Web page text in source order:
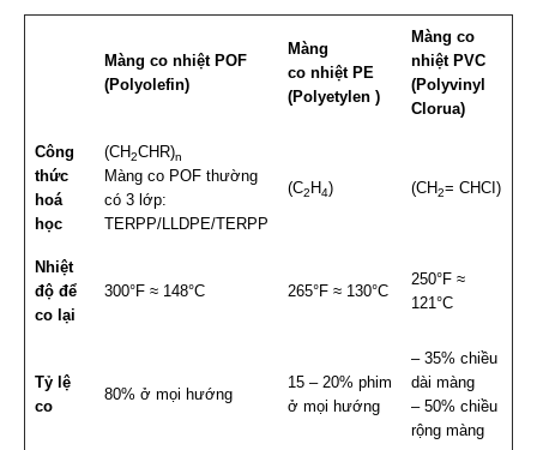
Màng co nhiệt POF
(Polyolefin)
Màng
co nhiệt PE
(Polyetylen )
Màng co
nhiệt PVC
(Polyvinyl
Clorua)
Công
thức
hoá
học
(CH2CHR)n
Màng co POF thường
có 3 lớp:
TERPP/LLDPE/TERPP
(C2 H4) (CH2= CHCI)
Nhiệt
độ để
co lại
300°F ≈ 148°C 265°F ≈ 130°C
250°F ≈
121°C
Tỷ lệ
co
80% ở mọi hướng
15 – 20% phim
ở mọi hướng
– 35% chiều
dài màng
– 50% chiều
rộng màng